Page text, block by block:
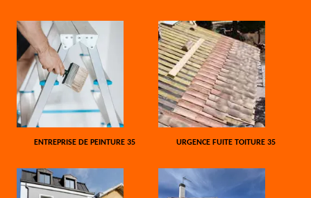
ENTREPRISE DE PEINTURE 35 URGENCE FUITE TOITURE 35